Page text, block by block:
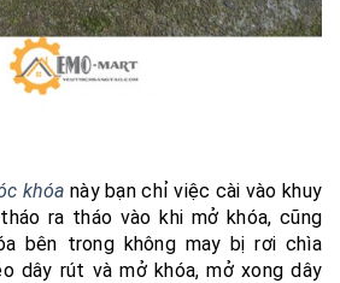
khóa này bạn chỉ việc cài vào khuy
ra tháo vào khi mở khóa, cũng
bên trong không may bị rơi chìa
dây rút và mở khóa, mở xong dây